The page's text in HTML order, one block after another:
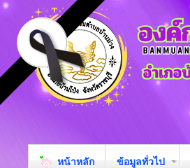
หน้าหลัก ข้อมูลทั่วไป